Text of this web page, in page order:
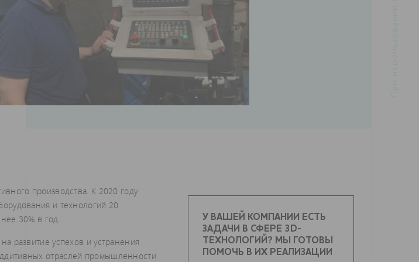
производства. К 2020 году
и технологий 20
30% в год.
развитие успехов и устранения
отраслей промышленности
У ВАШЕЙ КОМПАНИИ ЕСТЬ
ЗАДАЧИ В СФЕРЕ 3D-
ТЕХНОЛОГИЙ? МЫ ГОТОВЫ
ПОМОЧЬ В ИХ РЕАЛИЗАЦИИ